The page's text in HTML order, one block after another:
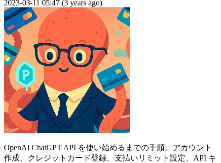
2023-03-11 05:47 (3 years ago)
OpenAI ChatGPT API を使い始めるまでの手順。アカウント
作成、クレジットカード登録、支払いリミット設定、API キ